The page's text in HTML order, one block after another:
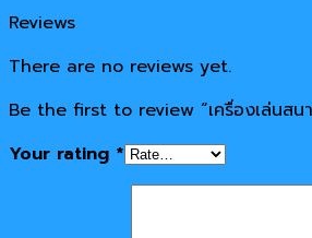
Reviews
There are no reviews yet.
Be the first to review “เครื่องเล่นสน
Your rating *